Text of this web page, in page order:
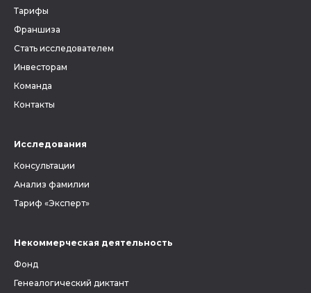
Тарифы
Франшиза
Стать исследователем
Инвесторам
Команда
Контакты
Исследования
Консультации
Анализ фамилии
Тариф «Эксперт»
Некоммерческая деятельность
Фонд
Генеалогический диктант